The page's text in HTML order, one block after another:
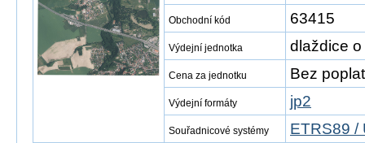
Obchodní kód 63415
Výdejní jednotka dlaždice
Cena za jednotku Bez
Výdejní formáty jp2
Souřadnicové systémy ETRS89 /